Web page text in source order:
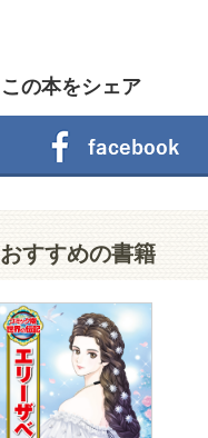
この本をシェア
おすすめの書籍